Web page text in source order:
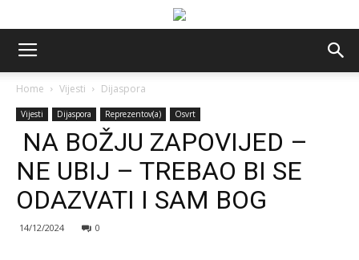
Home Vijesti Dijaspora
Vijesti Dijaspora Reprezentov(a) Osvrt
NA BOŽJU ZAPOVIJED –
NE UBIJ – TREBAO BI SE
ODAZVATI I SAM BOG
14/12/2024 0